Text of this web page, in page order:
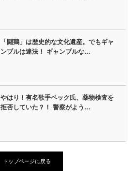
「闘鶏」は歴史的な文化遺産。でもギャ
ンブルは違法！ ギャンブルな…
やはり！有名歌手ペック氏、薬物検査を
拒否していた？！ 警察がよう…
トップページに戻る